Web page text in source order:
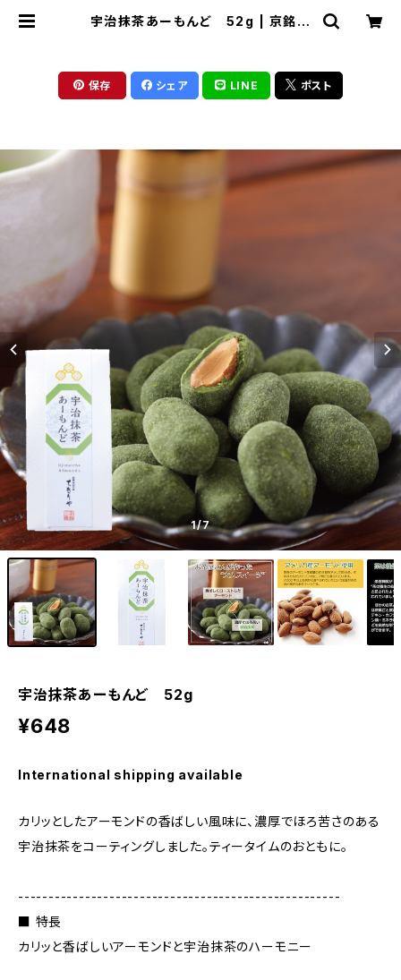
宇治抹茶あーもんど 52g | 京銘茶
保存 シェア LINE ポスト
1/7
宇治抹茶あーもんど 52g
¥648
International shipping available
カリッとしたアーモンドの香ばしい風味に、濃厚でほろ苦さのある
宇治抹茶をコーティングしました。ティータイムのおともに。
-----------------------------------------------------
■ 特長
カリッと香ばしいアーモンドと宇治抹茶のハーモニー